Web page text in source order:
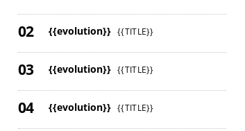
{{evolution}} {{TITLE}}
{{evolution}} {{TITLE}}
{{evolution}} {{TITLE}}